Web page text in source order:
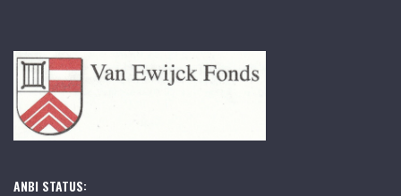
ANBI STATUS: